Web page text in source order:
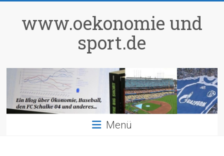
springenwww.oekonomie und
sport.de
Menü